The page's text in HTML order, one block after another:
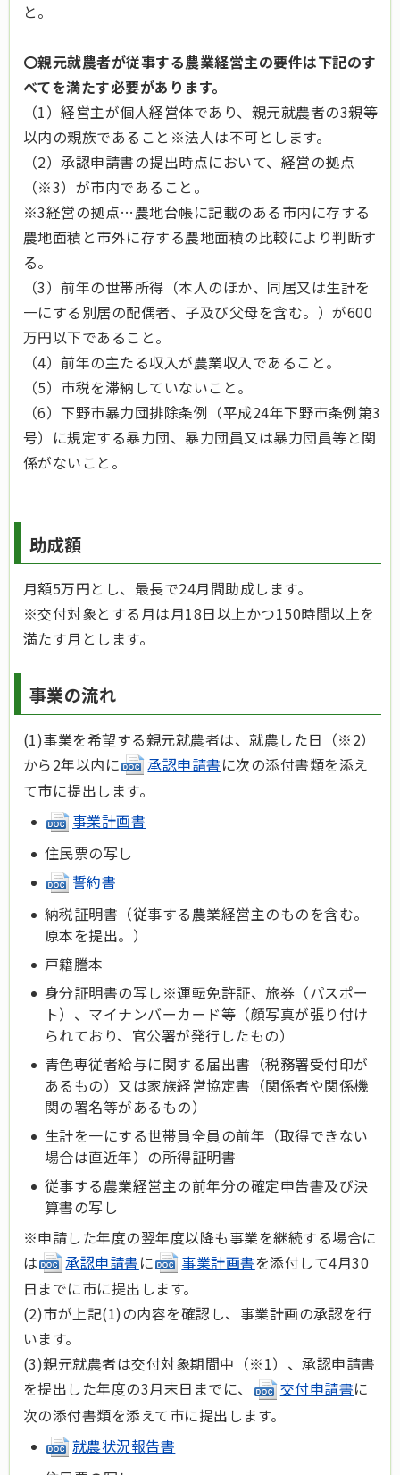
と。
〇親元就農者が従事する農業経営主の要件は下記のす
べてを満たす必要があります。
（1）経営主が個人経営体であり、親元就農者の3親等
以内の親族であること※法人は不可とします。
（2）承認申請書の提出時点において、経営の拠点
（※3）が市内であること。
※3経営の拠点…農地台帳に記載のある市内に存する
農地面積と市外に存する農地面積の比較により判断す
る。
（3）前年の世帯所得（本人のほか、同居又は生計を
一にする別居の配偶者、子及び父母を含む。）が600
万円以下であること。
（4）前年の主たる収入が農業収入であること。
（5）市税を滞納していないこと。
（6）下野市暴力団排除条例（平成24年下野市条例第3
号）に規定する暴力団、暴力団員又は暴力団員等と関
係がないこと。
助成額
月額5万円とし、最長で24月間助成します。
※交付対象とする月は月18日以上かつ150時間以上を
満たす月とします。
事業の流れ
(1)事業を希望する親元就農者は、就農した日（※2）
から2年以内に
承認申請書に次の添付書類を添え
て市に提出します。
事業計画書
住民票の写し
誓約書
納税証明書（従事する農業経営主のものを含む。
原本を提出。）
戸籍謄本
身分証明書の写し※運転免許証、旅券（パスポー
ト）、マイナンバーカード等（顔写真が張り付け
られており、官公署が発行したもの）
青色専従者給与に関する届出書（税務署受付印が
あるもの）又は家族経営協定書（関係者や関係機
関の署名等があるもの）
生計を一にする世帯員全員の前年（取得できない
場合は直近年）の所得証明書
従事する農業経営主の前年分の確定申告書及び決
算書の写し
※申請した年度の翌年度以降も事業を継続する場合に
は
承認申請書に 事業計画書を添付して4月30
日までに市に提出します。
(2)市が上記(1)の内容を確認し、事業計画の承認を行
います。
(3)親元就農者は交付対象期間中（※1）、承認申請書
を提出した年度の3月末日までに、
交付申請書に
次の添付書類を添えて市に提出します。
就農状況報告書